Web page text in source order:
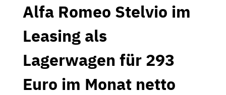
Alfa Romeo Stelvio im
Leasing als
Lagerwagen für 293
Euro im Monat netto